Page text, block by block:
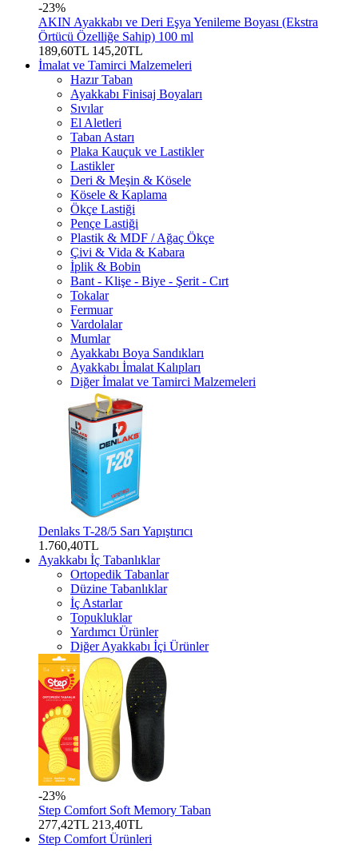
-23%
AKIN Ayakkabı ve Deri Eşya Yenileme Boyası (Ekstra
Örtücü Özelliğe Sahip) 100 ml
189,60TL 145,20TL
İmalat ve Tamirci Malzemeleri
Hazır Taban
Ayakkabı Finisaj Boyaları
Sıvılar
El Aletleri
Taban Astarı
Plaka Kauçuk ve Lastikler
Lastikler
Deri & Meşin & Kösele
Kösele & Kaplama
Ökçe Lastiği
Pençe Lastiği
Plastik & MDF / Ağaç Ökçe
Çivi & Vida & Kabara
İplik & Bobin
Bant - Klişe - Biye - Şerit - Cırt
Tokalar
Fermuar
Vardolalar
Mumlar
Ayakkabı Boya Sandıkları
Ayakkabı İmalat Kalıpları
Diğer İmalat ve Tamirci Malzemeleri
Denlaks T-28/5 Sarı Yapıştırıcı
1.760,40TL
Ayakkabı İç Tabanlıklar
Ortopedik Tabanlar
Düzine Tabanlıklar
İç Astarlar
Topukluklar
Yardımcı Ürünler
Diğer Ayakkabı İçi Ürünler
-23%
Step Comfort Soft Memory Taban
277,42TL 213,40TL
Step Comfort Ürünleri